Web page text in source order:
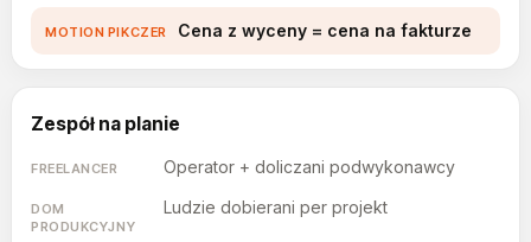
Cena z wyceny = cena na fakturze
Zespół na planie
Operator + doliczani podwykonawcy
Ludzie dobierani per projekt